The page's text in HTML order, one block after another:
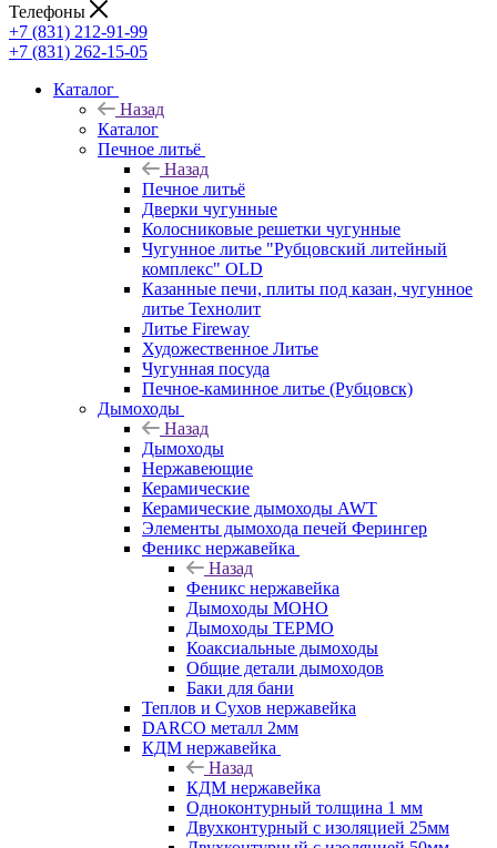
Телефоны
+7 (831) 212-91-99
+7 (831) 262-15-05
Каталог
Назад
Каталог
Печное литьё
Назад
Печное литьё
Дверки чугунные
Колосниковые решетки чугунные
Чугунное литье "Рубцовский литейный
комплекс" OLD
Казанные печи, плиты под казан, чугунное
литье Технолит
Литье Fireway
Художественное Литье
Чугунная посуда
Печное-каминное литье (Рубцовск)
Дымоходы
Назад
Дымоходы
Нержавеющие
Керамические
Керамические дымоходы AWT
Элементы дымохода печей Ферингер
Феникс нержавейка
Назад
Феникс нержавейка
Дымоходы МОНО
Дымоходы ТЕРМО
Коаксиальные дымоходы
Общие детали дымоходов
Баки для бани
Теплов и Сухов нержавейка
DARCO металл 2мм
КДМ нержавейка
Назад
КДМ нержавейка
Одноконтурный толщина 1 мм
Двухконтурный с изоляцией 25мм